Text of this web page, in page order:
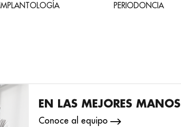
IMPLANTOLOGÍA PERIODONCIA
EN LAS MEJORES MANOS
Conoce al equipo